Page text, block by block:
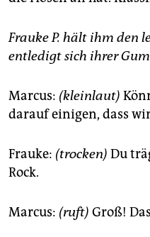
Frauke P. hält ihm den
entledigt sich ihrer
Marcus: (kleinlaut)
darauf einigen, dass
Frauke: (trocken) Du
Rock.
Marcus: (ruft) Groß!